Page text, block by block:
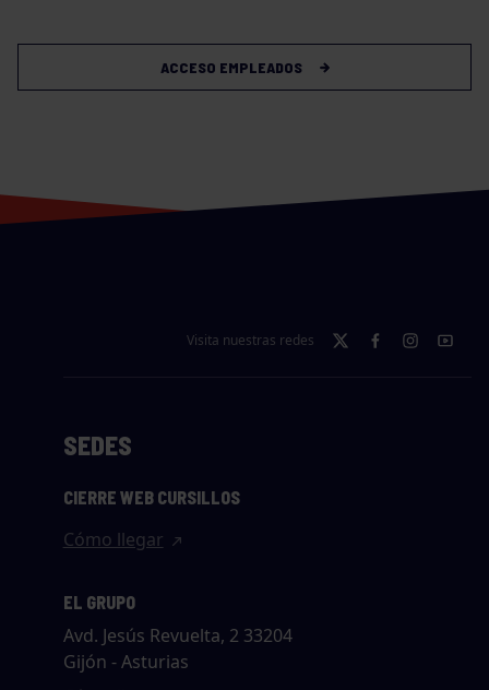
ACCESO EMPLEADOS
Visita nuestras redes
SEDES
CIERRE WEB CURSILLOS
Cómo llegar
EL GRUPO
Avd. Jesús Revuelta, 2 33204
Gijón - Asturias